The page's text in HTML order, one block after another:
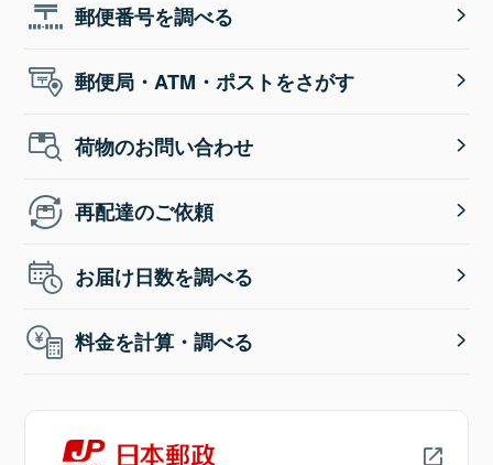
郵便番号を調べる
郵便局・ATM・ポストをさがす
荷物のお問い合わせ
再配達のご依頼
お届け日数を調べる
料金を計算・調べる